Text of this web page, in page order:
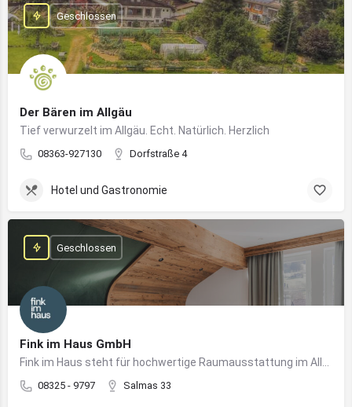
Der Bären im Allgäu
Tief verwurzelt im Allgäu. Echt. Natürlich. Herzlich
08363-927130 Dorfstraße 4
Geschlossen
Hotel und Gastronomie
Fink im Haus GmbH
08325 - 9797 Salmas 33
Geschlossen